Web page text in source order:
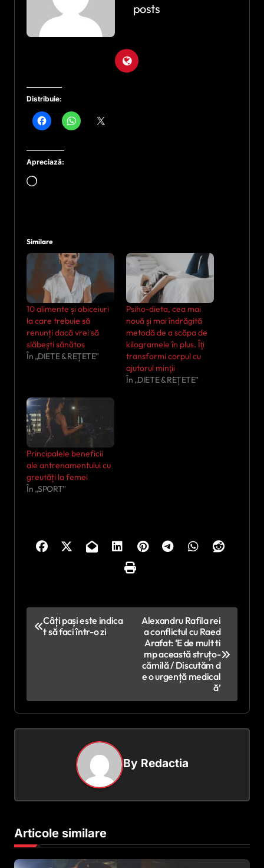
posts
Distribuie:
Apreciază:
Încarc...
Similare
10 alimente și obiceiuri
la care trebuie să
renunți dacă vrei să
slăbești sănătos
În „DIETE & REȚETE”
Psiho-dieta, cea mai
nouă și mai îndrăgită
metodă de a scăpa de
kilogramele în plus. Îţi
transformi corpul cu
ajutorul minţii
În „DIETE & REȚETE”
Principalele beneficii
ale antrenamentului cu
greutăți la femei
În „SPORT”
a
r
r
t
Câți pași este indica
t să faci într-o zi
Alexandru Rafila rei
a conflictul cu Raed
Arafat: ‘E de mult ti
mp această struțo-
cămilă / Discutăm d
e o urgență medical
ă’
By Redactia
Articole similare